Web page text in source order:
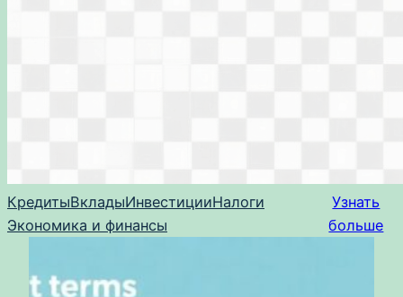
КредитыВкладыИнвестицииНалоги
Экономика и финансы
Узнать
больше